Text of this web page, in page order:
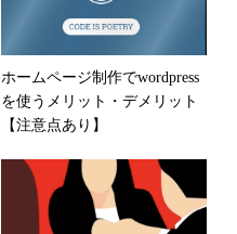
ホームページ制作でwordpress
を使うメリット・デメリット
【注意点あり】